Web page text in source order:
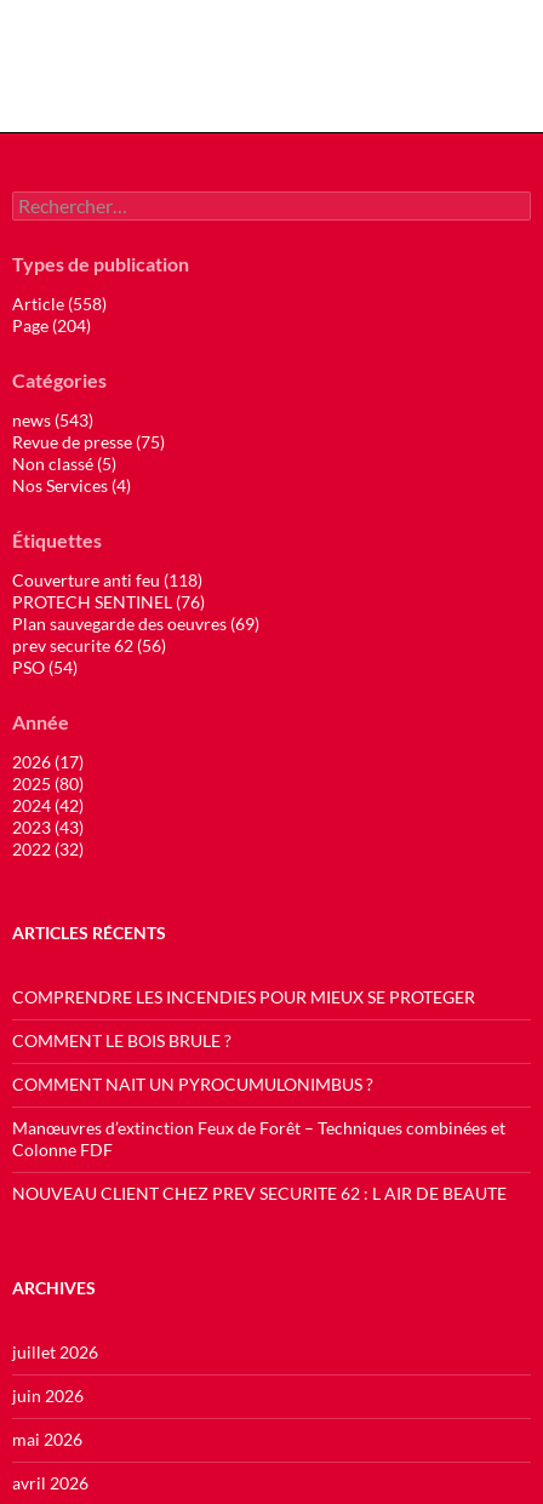
Rechercher :
Types de publication
Article (558)
Page (204)
Catégories
news (543)
Revue de presse (75)
Non classé (5)
Nos Services (4)
Étiquettes
Couverture anti feu (118)
PROTECH SENTINEL (76)
Plan sauvegarde des oeuvres (69)
prev securite 62 (56)
PSO (54)
Année
2026 (17)
2025 (80)
2024 (42)
2023 (43)
2022 (32)
ARTICLES RÉCENTS
COMPRENDRE LES INCENDIES POUR MIEUX SE PROTEGER
COMMENT LE BOIS BRULE ?
COMMENT NAIT UN PYROCUMULONIMBUS ?
Manœuvres d’extinction Feux de Forêt – Techniques combinées et
Colonne FDF
NOUVEAU CLIENT CHEZ PREV SECURITE 62 : L AIR DE BEAUTE
ARCHIVES
juillet 2026
juin 2026
mai 2026
avril 2026